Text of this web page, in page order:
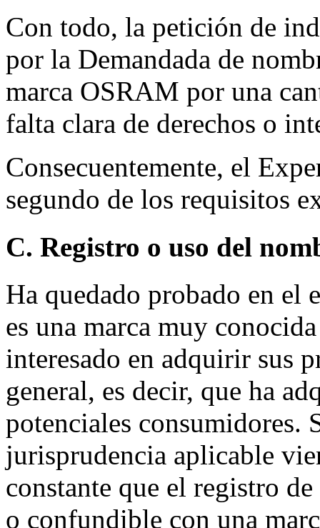
Con todo, la petición de
por la Demandada de
marca OSRAM por una
falta clara de derechos o
Consecuentemente, el
segundo de los requisitos
C. Registro o uso del
Ha quedado probado en el
es una marca muy
interesado en adquirir sus
general, es decir, que ha
potenciales consumidores.
jurisprudencia aplicable
constante que el registro
o confundible con una